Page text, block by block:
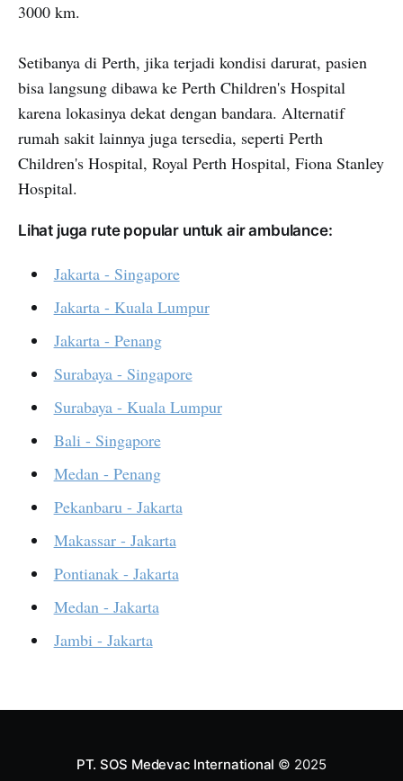
3000 km.
Setibanya di Perth, jika terjadi kondisi darurat, pasien
bisa langsung dibawa ke Perth Children's Hospital
karena lokasinya dekat dengan bandara. Alternatif
rumah sakit lainnya juga tersedia, seperti Perth
Children's Hospital, Royal Perth Hospital, Fiona Stanley
Hospital.
Lihat juga rute popular untuk air ambulance:
Jakarta - Singapore
Jakarta - Kuala Lumpur
Jakarta - Penang
Surabaya - Singapore
Surabaya - Kuala Lumpur
Bali - Singapore
Medan - Penang
Pekanbaru - Jakarta
Makassar - Jakarta
Pontianak - Jakarta
Medan - Jakarta
Jambi - Jakarta
PT. SOS Medevac International © 2025